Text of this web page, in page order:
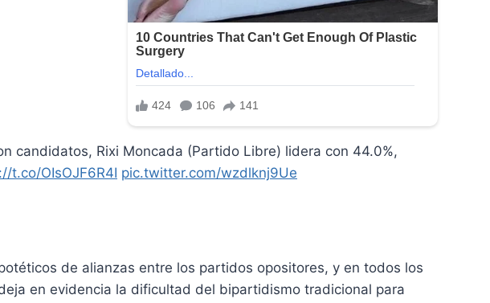
candidatos, Rixi Moncada (Partido Libre) lidera con 44.0%,
t.co/OIsOJF6R4I pic.twitter.com/wzdlknj9Ue
de alianzas entre los partidos opositores, y en todos los
en evidencia la dificultad del bipartidismo tradicional para